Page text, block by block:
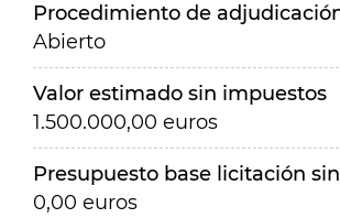
Procedimiento de
Abierto
Valor estimado sin impuestos
1.500.000,00 euros
Presupuesto base licitación
0,00 euros